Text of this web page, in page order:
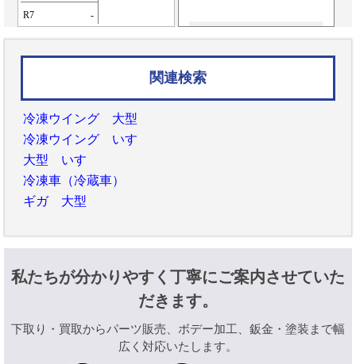
R7
-
関連検索
冷凍ウイング 大型
冷凍ウイング いすゞ
大型 いすゞ
冷凍車（冷蔵車）
ギガ 大型
私たちが分かりやすく丁寧にご案内させていた
だきます。
下取り・買取からパーツ販売、ボデー加工、鈑金・塗装まで幅
広く対応いたします。